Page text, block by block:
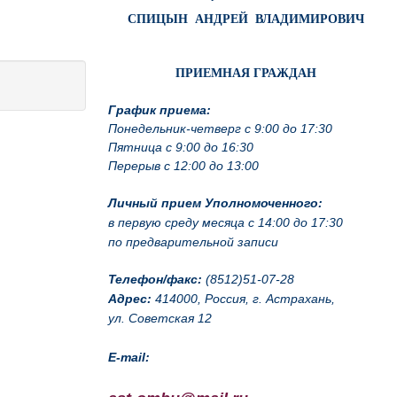
СПИЦЫН АНДРЕЙ ВЛАДИМИРОВИЧ
ПРИЕМНАЯ ГРАЖДАН
График приема:
Понедельник-четверг с 9:00 до 17:30
Пятница с 9:00 до 16:30
Перерыв с 12:00 до 13:00
Личный прием Уполномоченного:
в первую среду месяца с 14:00 до 17:30
по предварительной записи
Телефон/факс: (8512)51-07-28
Адрес: 414000, Россия, г. Астрахань,
ул. Советская 12
E-mail: